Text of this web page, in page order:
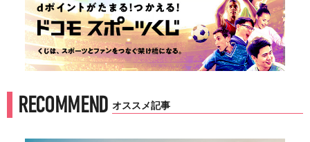
RECOMMEND オススメ記事